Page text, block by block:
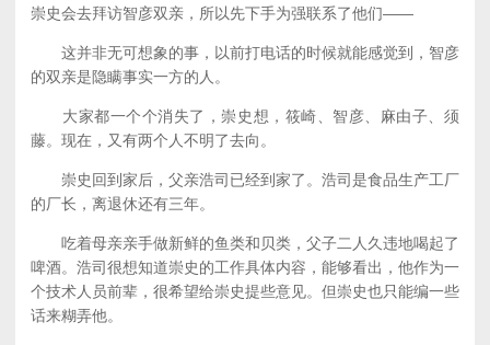
崇史会去拜访智彦双亲，所以先下手为强联系了他们——
这并非无可想象的事，以前打电话的时候就能感觉到，智彦
的双亲是隐瞒事实一方的人。
大家都一个个消失了，崇史想，筱崎、智彦、麻由子、须
藤。现在，又有两个人不明了去向。
崇史回到家后，父亲浩司已经到家了。浩司是食品生产工厂
的厂长，离退休还有三年。
吃着母亲亲手做新鲜的鱼类和贝类，父子二人久违地喝起了
啤酒。浩司很想知道崇史的工作具体内容，能够看出，他作为一
个技术人员前辈，很希望给崇史提些意见。但崇史也只能编一些
话来糊弄他。